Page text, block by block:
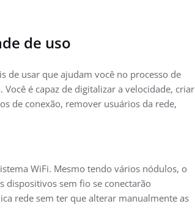
de uso
de usar que ajudam você no processo de
é capaz de digitalizar a velocidade, criar
de conexão, remover usuários da rede,
WiFi. Mesmo tendo vários nódulos, o
dispositivos sem fio se conectarão
rede sem ter que alterar manualmente as